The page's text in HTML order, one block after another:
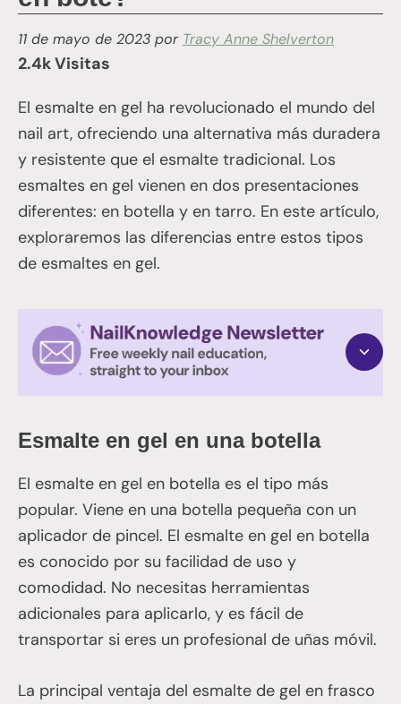
11 de mayo de 2023 por Tracy Anne Shelverton
2.4k Visitas
El esmalte en gel ha revolucionado el mundo del
nail art, ofreciendo una alternativa más duradera
y resistente que el esmalte tradicional. Los
esmaltes en gel vienen en dos presentaciones
diferentes: en botella y en tarro. En este artículo,
exploraremos las diferencias entre estos tipos
de esmaltes en gel.
Esmalte en gel en una botella
El esmalte en gel en botella es el tipo más
popular. Viene en una botella pequeña con un
aplicador de pincel. El esmalte en gel en botella
es conocido por su facilidad de uso y
comodidad. No necesitas herramientas
adicionales para aplicarlo, y es fácil de
transportar si eres un profesional de uñas móvil.
La principal ventaja del esmalte de gel en frasco